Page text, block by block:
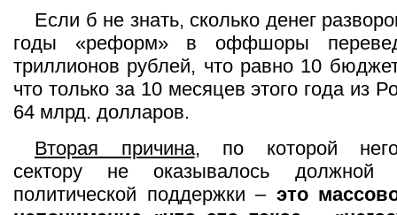
Если б не знать, сколько денег
годы «реформ» в оффшоры
триллионов рублей, что равно 10
что только за 10 месяцев этого года из
64 млрд. долларов.
Вторая причина, по которой
сектору не оказывалось должной
политической поддержки – это